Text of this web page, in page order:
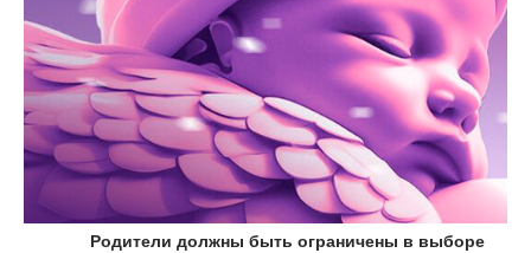
Родители должны быть ограничены в выборе